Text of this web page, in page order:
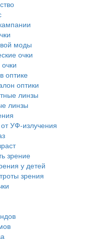
моды
очки
оптике
оптики
линзы
линзы
УФ-излучения
зрение
у детей
зрения